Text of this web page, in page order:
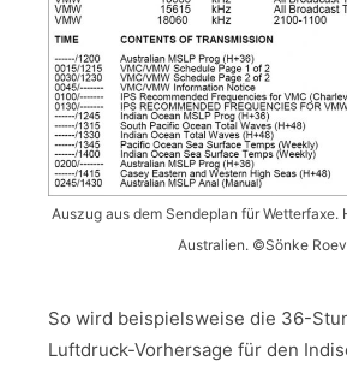
Auszug aus dem Sendeplan für Wetterfaxe.
Australien. ©️Sönke
So wird beispielsweise die 36-
Luftdruck-Vorhersage für den